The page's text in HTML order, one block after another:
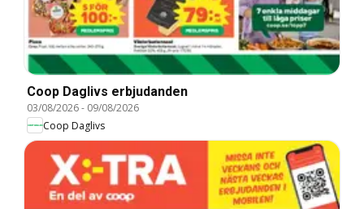
Coop Daglivs erbjudanden
03/08/2026- 09/08/2026
Coop Daglivs